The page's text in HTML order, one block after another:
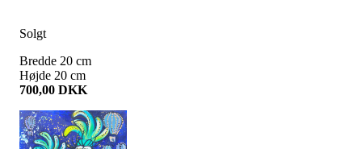
Solgt
Bredde 20 cm
Højde 20 cm
700,00 DKK